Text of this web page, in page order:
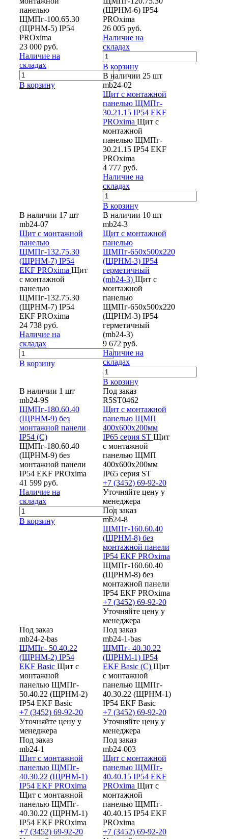
панелью
ЩМПг-100.65.30
(ЩРНМ-5) IP54
PROxima
23 000 руб.
Наличие на
складах
В корзину
(ЩРНМ-6) IP54
PROxima
26 005 руб.
Наличие на
складах
В корзину
В наличии 25 шт
mb24-02
Щит с монтажной
панелью ЩМПг-
30.21.15 IP54 EKF
PROxima Щит с
монтажной
панелью ЩМПг-
30.21.15 IP54 EKF
PROxima
4 777 руб.
Наличие на
складах
В корзину
В наличии 17 шт
mb24-07
Щит с монтажной
панелью
ЩМПг-132.75.30
(ЩРНМ-7) IP54
EKF PROxima Щит
с монтажной
панелью
ЩМПг-132.75.30
(ЩРНМ-7) IP54
EKF PROxima
24 738 руб.
Наличие на
складах
В корзину
В наличии 10 шт
mb24-3
Щит с монтажной
панелью
ЩМПг-650х500х220
(ЩРНМ-3) IP54
герметичный
(mb24-3) Щит с
монтажной
панелью
ЩМПг-650х500х220
(ЩРНМ-3) IP54
герметичный
(mb24-3)
9 672 руб.
Наличие на
складах
В корзину
В наличии 1 шт
mb24-9S
ЩМПг-180.60.40
(ЩРНМ-9) без
монтажной панели
IP54 (С)
ЩМПг-180.60.40
(ЩРНМ-9) без
монтажной панели
IP54 EKF PROxima
41 599 руб.
Наличие на
складах
В корзину
Под заказ
R5ST0462
Щит с монтажной
панелью ЩМП
400x600x200мм
IP65 серия ST Щит
с монтажной
панелью ЩМП
400x600x200мм
IP65 серия ST
+7 (3452) 69-92-20
Уточняйте цену у
менеджера
Под заказ
mb24-8
ЩМПг-160.60.40
(ЩРНМ-8) без
монтажной панели
IP54 EKF PROxima
ЩМПг-160.60.40
(ЩРНМ-8) без
монтажной панели
IP54 EKF PROxima
+7 (3452) 69-92-20
Уточняйте цену у
менеджера
Под заказ
mb24-2-bas
ЩМПг- 50.40.22
(ЩРНМ-2) IP54
EKF Basic Щит с
монтажной
панелью ЩМПг-
50.40.22 (ЩРНМ-2)
IP54 EKF Basic
+7 (3452) 69-92-20
Уточняйте цену у
менеджера
Под заказ
mb24-1-bas
ЩМПг- 40.30.22
(ЩРНМ-1) IP54
EKF Basic (С) Щит
с монтажной
панелью ЩМПг-
40.30.22 (ЩРНМ-1)
IP54 EKF Basic
+7 (3452) 69-92-20
Уточняйте цену у
менеджера
Под заказ
mb24-1
Щит с монтажной
панелью ЩМПг-
40.30.22 (ЩРНМ-1)
IP54 EKF PROxima
Щит с монтажной
панелью ЩМПг-
40.30.22 (ЩРНМ-1)
IP54 EKF PROxima
+7 (3452) 69-92-20
Под заказ
mb24-003
Щит с монтажной
панелью ЩМПг-
40.40.15 IP54 EKF
PROxima Щит с
монтажной
панелью ЩМПг-
40.40.15 IP54 EKF
PROxima
+7 (3452) 69-92-20